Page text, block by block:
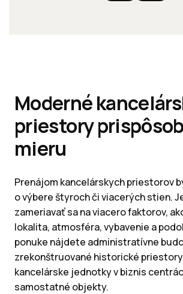
Moderné
priestory
mieru
Prenájom kancelárskych priestorov
o výbere štyroch či viacerých stien.
zameriavať sa na viacero faktorov,
lokalita, atmosféra, vybavenie a
ponuke nájdete administratívne
zrekonštruované historické
kancelárske jednotky v biznis
samostatné objekty.